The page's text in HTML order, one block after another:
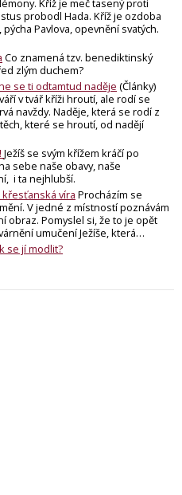
Kříž je meč tasený proti
probodl Hada. Kříž je ozdoba
Pavlova, opevnění svatých.
Co znamená tzv. benediktinský
zlým duchem?
se ti odtamtud naděje (Články)
v tvář kříži hroutí, ale rodí se
navždy. Naděje, která se rodí z
které se hroutí, od nadějí
Ježíš se svým křížem kráčí po
sebe naše obavy, naše
i ta nejhlubší.
víra Procházím se
V jedné z místností poznávám
obraz. Pomyslel si, že to je opět
umučení Ježíše, která…
se jí modlit?